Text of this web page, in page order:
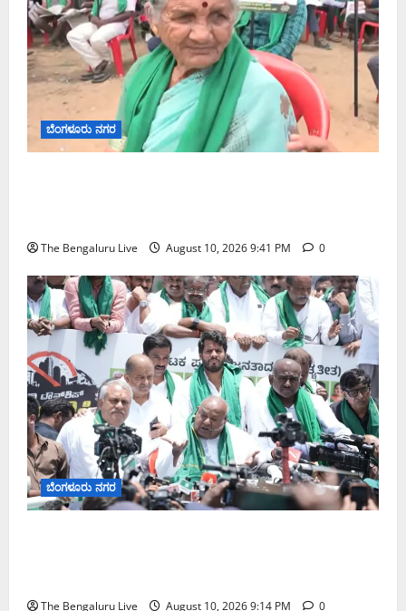
ಬೆಂಗಳೂರು ನಗರ
The Bengaluru Live August 10, 2026 9:41 PM 0
ಬೆಂಗಳೂರು ನಗರ
The Bengaluru Live August 10, 2026 9:14 PM 0